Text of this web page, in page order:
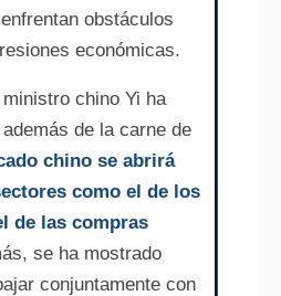
obstáculos
económicas.
chino Yi ha
de la carne de
chino se abrirá
como el de los
de las compras
se ha mostrado
conjuntamente con